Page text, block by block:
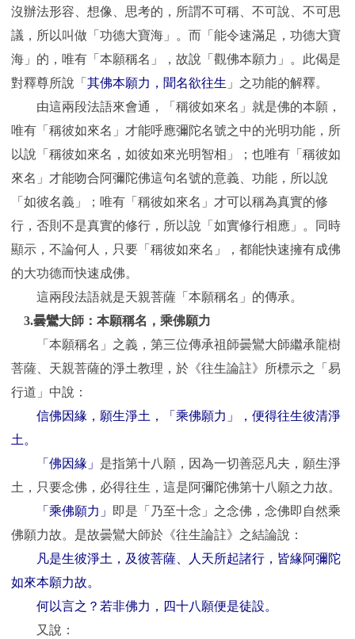
沒辦法形容、想像、思考的，所謂不可稱、不可說、不可思
議，所以叫做「功德大寶海」。而「能令速滿足，功德大寶
海」的，唯有「本願稱名」，故說「觀佛本願力」。此偈是
對釋尊所說「 其佛本願力，聞名欲往生 」之功能的解釋。
由這兩段法語來會通，「稱彼如來名」就是佛的本願，
唯有「稱彼如來名」才能呼應彌陀名號之中的光明功能，所
以說「稱彼如來名，如彼如來光明智相」；也唯有「稱彼如
來名」才能吻合阿彌陀佛這句名號的意義、功能，所以說
「如彼名義」；唯有「稱彼如來名」才可以稱為真實的修
行，否則不是真實的修行，所以說「如實修行相應」。同時
顯示，不論何人，只要「稱彼如來名」，都能快速擁有成佛
的大功德而快速成佛。
這兩段法語就是天親菩薩「本願稱名」的傳承。
3.曇鸞大師：本願稱名，乘佛願力
「本願稱名」之義，第三位傳承祖師曇鸞大師繼承龍樹
菩薩、天親菩薩的淨土教理，於《往生論註》所標示之「易
行道」中說：
信佛因緣，願生淨土，「乘佛願力」，便得往生彼清淨
土。
「佛因緣」 是指第十八願，因為一切善惡凡夫，願生淨
土，只要念佛，必得往生，這是阿彌陀佛第十八願之力故。
「乘佛願力」
即是「乃至十念」之念佛，念佛即自然乘
佛願力故。是故曇鸞大師於《往生論註》之結論說：
凡是生彼淨土，及彼菩薩、人天所起諸行，皆緣阿彌陀
如來本願力故。
何以言之？若非佛力，四十八願便是徒設。
又說：